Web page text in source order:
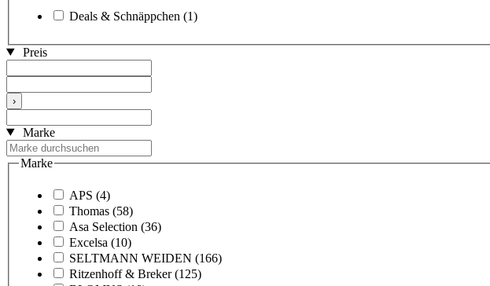
Deals & Schnäppchen (1)
Preis
›
Marke
Marke
APS (4)
Thomas (58)
Asa Selection (36)
Excelsa (10)
SELTMANN WEIDEN (166)
Ritzenhoff & Breker (125)